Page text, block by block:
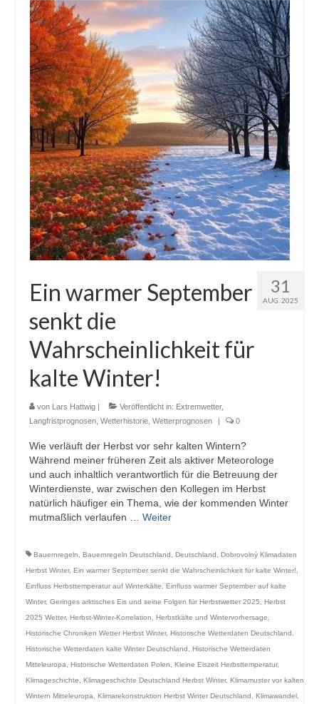
Die Kältepole der Nordhalbkugel: Kanadische
Arktis und Sibirien
Ellesmere Island – Die nördlichste Wildnis
Kanadas
Die Natur der Hudson-Bay und umliegender
Regionen
Die Laptewsee: Die Eisfabrik der Arktis
EisSued
Schneehöhen
Ostsee
Wetter Arktis Antarktis
Webcams
Glossar
Datenschutz
Impressum
31
AUG. 2025
Ein warmer September
senkt die
Wahrscheinlichkeit für
kalte Winter!
von Lars Hattwig | Veröffentlicht in: Extremwetter,
Langfristprognosen Wetterhistorie Wetterprognosen | 0
Wie verläuft der Herbst vor sehr kalten Wintern?
Während meiner früheren Zeit als aktiver Meteorologe
und auch inhaltlich verantwortlich für die Betreuung der
Winterdienste, war zwischen den Kollegen im Herbst
natürlich häufiger ein Thema, wie der kommenden Winter
mutmaßlich verlaufen … Weiter
Bauernregeln Bauernregeln Deutschland Deutschland
Dobrovolný Klimadaten
Herbst Winter, Ein warmer September senkt die Wahrscheinlichkeit für kalte Winter!
Einfluss Herbsttemperatur auf Winterkälte
Einfluss warmer September auf kalte
Winter, Geringes arktisches Eis und seine Folgen für Herbstwetter 2025
Herbst
2025 Wetter, Herbst-Winter-Korrelation Herbstkälte und Wintervorhersage
Historische Chroniken Wetter Herbst Winter, Historische Wetterdaten Deutschland
Historische Wetterdaten kalte Winter Deutschland
Historische Wetterdaten
Mitteleuropa
Historische Wetterdaten Polen Kleine Eiszeit Herbsttemperatur,
Klimageschichte
Klimageschichte Deutschland Herbst Winter, Klimamuster vor kalten
Wintern Mitteleuropa
Klimarekonstruktion Herbst Winter Deutschland Klimawandel